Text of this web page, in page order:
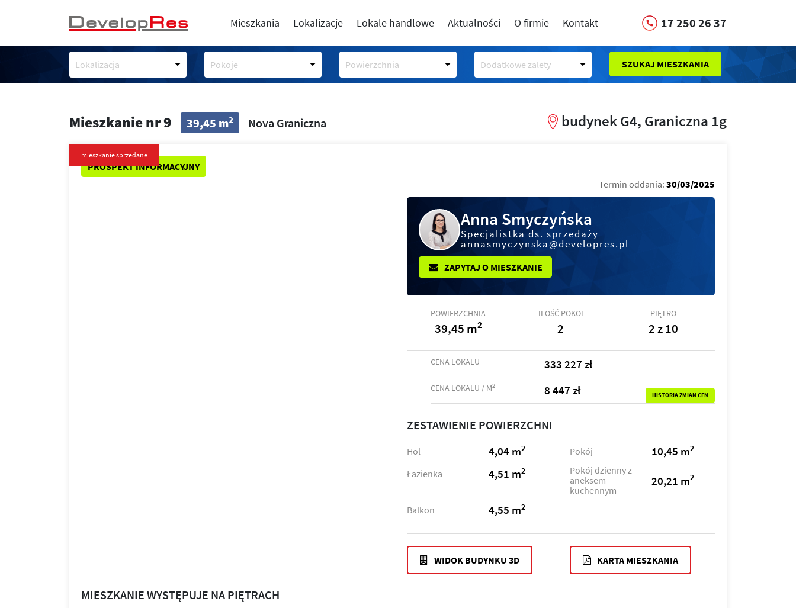
Mieszkania Lokalizacje Lokale handlowe Aktualności O firmie Kontakt 17 250 26 37
Lokalizacja Pokoje Powierzchnia Dodatkowe zalety SZUKAJ MIESZKANIA
Mieszkanie nr 9 39,45 m2 Nova Graniczna budynek G4, Graniczna 1g
PROSPEKT INFORMACYJNY
mieszkanie sprzedane
Termin oddania: 30/03/2025
Anna Smyczyńska
Specjalistka ds. sprzedaży
annasmyczynska@developres.pl
ZAPYTAJ O MIESZKANIE
POWIERZCHNIA
39,45 m2
ILOŚĆ POKOI
2
PIĘTRO
2 z 10
CENA LOKALU 333 227 zł
CENA LOKALU / M2 8 447 zł HISTORIA ZMIAN CEN
ZESTAWIENIE POWIERZCHNI
Hol 4,04 m2 Pokój 10,45 m2
Łazienka 4,51 m2
Pokój dzienny z
aneksem
kuchennym
20,21 m2
Balkon 4,55 m2
WIDOK BUDYNKU 3D KARTA MIESZKANIA
MIESZKANIE WYSTĘPUJE NA PIĘTRACH